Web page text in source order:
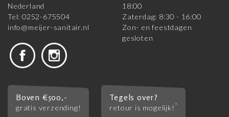
Nederland
Tel: 0252-675504
info@meijer-sanitair.nl
18:00
Zaterdag: 8:30 - 16:00
Zon- en feestdagen
gesloten
Boven €500,-
gratis verzending!
Tegels over?
retour is mogelijk! *